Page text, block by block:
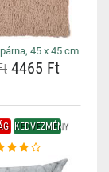
45 x 45 cm
4465 Ft
KEDVEZMÉNY